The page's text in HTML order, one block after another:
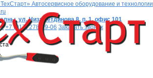
Автосервисное оборудование и технологии
ул. Низаметдинова 8, п. 1, офис 101
+7 (917) 278-99-06 Заказать звонок